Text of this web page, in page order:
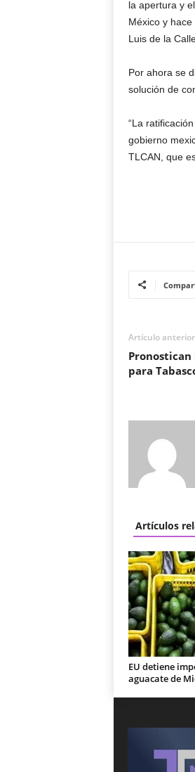
la apertura y
México y
Luis de la
Por ahora se
solución de
“La
gobierno
TLCAN, que
Artículo anterior
para
Artículos
EU detiene
aguacate de